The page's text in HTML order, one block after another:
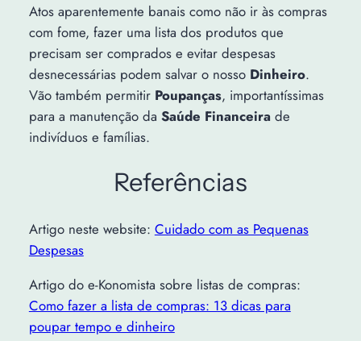
Atos aparentemente banais como não ir às compras
com fome, fazer uma lista dos produtos que
precisam ser comprados e evitar despesas
desnecessárias podem salvar o nosso Dinheiro.
Vão também permitir Poupanças, importantíssimas
para a manutenção da Saúde Financeirade
indivíduos e famílias.
Referências
Artigo neste website: Cuidado com as Pequenas
Despesas
Artigo do e-Konomista sobre listas de compras:
Como fazer a lista de compras: 13 dicas para
poupar tempo e dinheiro